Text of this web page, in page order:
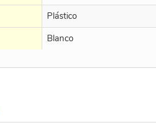
Plástico
Blanco